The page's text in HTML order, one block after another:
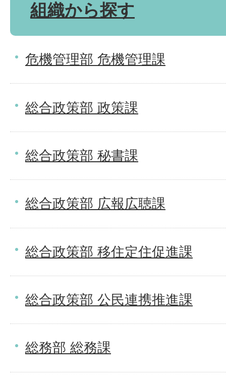
組織から探す
危機管理部 危機管理課
総合政策部 政策課
総合政策部 秘書課
総合政策部 広報広聴課
総合政策部 移住定住促進課
総合政策部 公民連携推進課
総務部 総務課